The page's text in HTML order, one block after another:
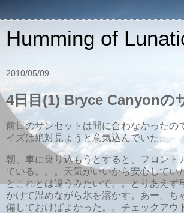
Humming of
2010/05/09
4日目(1) Bryce Canyonの
前日のサンセットは間に合わなかったの
イズは絶対見ようと意気込んでいた。
朝、車に乗り込もうとすると、フロント
ている。。。天気がいいから安心してい
とこれとは違うみたいで。。とりあえず
かけて温めながら氷を溶かす。あー、ち
備しておけばよかった。。チェックアウ